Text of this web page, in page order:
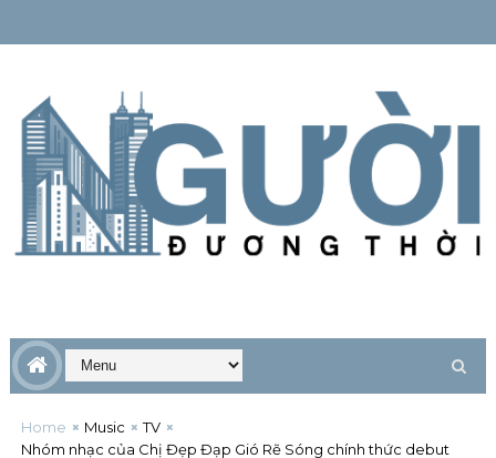
Home Music
TV
Nhóm nhạc của Chị Đẹp Đạp Gió Rẽ Sóng chính thức debut